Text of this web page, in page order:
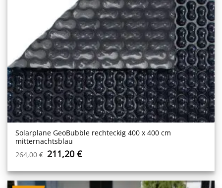
Solarplane GeoBubble rechteckig 400 x 400 cm
mitternachtsblau
264,00€ Ursprünglicher
Preis
war:
264,00 €
211,20€Aktueller
ist:
211,20 €.